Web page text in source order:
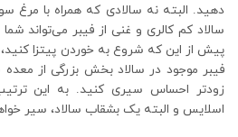
دهید. البته نه سالادی که همراه با مرغ
سالاد کم کالری و غنی از فیبر می‌تواند شما
پیش از این که شروع به خوردن پیتزا کنید،
فیبر موجود در سالاد بخش بزرگی از
اسلایس و البته یک بشقاب سالاد، سیر